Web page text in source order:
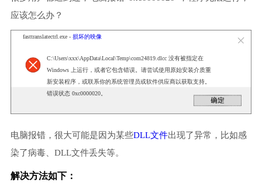
应该怎么办？
fasttranslatectrl.exe - 损坏的映像
C:\Users\xxx\AppData\Local\Temp\com24819.dlcc 没有被指定在
Windows 上运行，或者它包含错误。请尝试使用原始安装介质重
新安装程序，或联系你的系统管理员或软件供应商以获取支持。
错误状态 0xc0000020。
电脑报错，很大可能是因为某些DLL文件出现了异常，比如感
染了病毒、DLL文件丢失等。
解决方法如下：